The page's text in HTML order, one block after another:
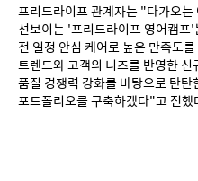
프리드라이프 관계자는 "다가오
선보이는 '프리드라이프 영어캠프
전 일정 안심 케어로 높은 만족도
트렌드와 고객의 니즈를 반영한
품질 경쟁력 강화를 바탕으로 탄
포트폴리오를 구축하겠다"고 전했